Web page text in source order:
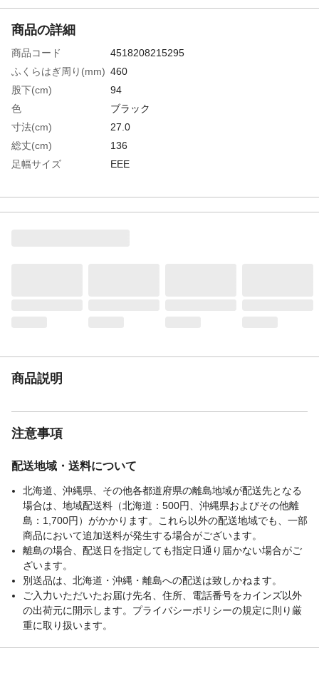
商品の詳細
商品コード
4518208215295
ふくらはぎ周り(mm) 460
股下(cm)
94
色
ブラック
寸法(cm)
27.0
総丈(cm)
136
足幅サイズ
EEE
サイズ
UK(イギリス)規格サ
8.5
材質3
先芯：鋼製
商品説明
注意事項
配送地域・送料について
北海道、沖縄県、その他各都道府県の離島地域が配送先となる
場合は、地域配送料（北海道：500円、沖縄県およびその他離
島：1,700円）がかかります。これら以外の配送地域でも、一部
商品において追加送料が発生する場合がございます。
離島の場合、配送日を指定しても指定日通り届かない場合がご
ざいます。
別送品は、北海道・沖縄・離島への配送は致しかねます。
ご入力いただいたお届け先名、住所、電話番号をカインズ以外
の出荷元に開示します。プライバシーポリシーの規定に則り厳
重に取り扱います。